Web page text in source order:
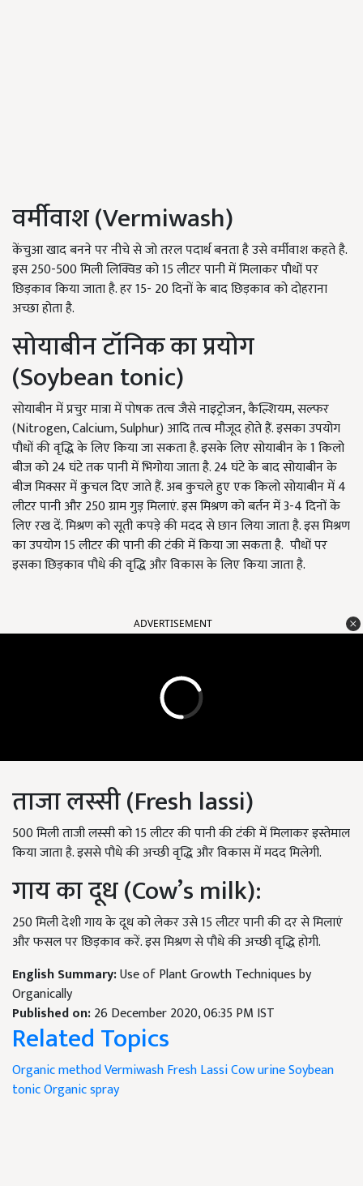
वर्मीवाश (Vermiwash)
केंचुआ खाद बनने पर नीचे से जो तरल पदार्थ बनता है उसे वर्मीवाश कहते है.
इस 250-500 मिली लिक्विड को 15 लीटर पानी में मिलाकर पौधों पर
छिड़काव किया जाता है. हर 15- 20 दिनों के बाद छिड़काव को दोहराना
अच्छा होता है.
सोयाबीन टॉनिक का प्रयोग
(Soybean tonic)
सोयाबीन में प्रचुर मात्रा में पोषक तत्व जैसे नाइट्रोजन, कैल्शियम, सल्फर
(Nitrogen, Calcium, Sulphur) आदि तत्व मौजूद होते हैं. इसका उपयोग
पौधों की वृद्धि के लिए किया जा सकता है. इसके लिए सोयाबीन के 1 किलो
बीज को 24 घंटे तक पानी में भिगोया जाता है. 24 घंटे के बाद सोयाबीन के
बीज मिक्सर में कुचल दिए जाते हैं. अब कुचले हुए एक किलो सोयाबीन में 4
लीटर पानी और 250 ग्राम गुड़ मिलाएं. इस मिश्रण को बर्तन में 3-4 दिनों के
लिए रख दें. मिश्रण को सूती कपड़े की मदद से छान लिया जाता है. इस मिश्रण
का उपयोग 15 लीटर की पानी की टंकी में किया जा सकता है. पौधों पर
इसका छिड़काव पौधे की वृद्धि और विकास के लिए किया जाता है.
ADVERTISEMENT
ताजा लस्सी (Fresh lassi)
500 मिली ताजी लस्सी को 15 लीटर की पानी की टंकी में मिलाकर इस्तेमाल
किया जाता है. इससे पौधे की अच्छी वृद्धि और विकास में मदद मिलेगी.
गाय का दूध (Cow’s milk):
250 मिली देशी गाय के दूध को लेकर उसे 15 लीटर पानी की दर से मिलाएं
और फसल पर छिड़काव करें. इस मिश्रण से पौधे की अच्छी वृद्धि होगी.
English Summary:Use of Plant Growth Techniques by
Organically
Published on:26 December 2020, 06:35 PM IST
Related Topics
Organic methodVermiwashFresh LassiCow urineSoybean
tonicOrganic spray